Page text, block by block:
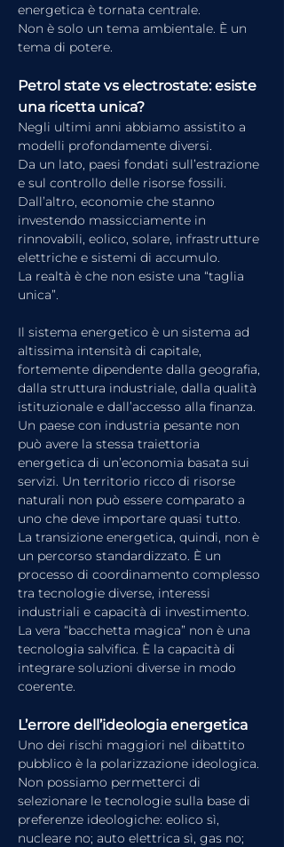
energetica è tornata centrale.
Non è solo un tema ambientale. È un
tema di potere.
Petrol state vs electrostate: esiste
una ricetta unica?
Negli ultimi anni abbiamo assistito a
modelli profondamente diversi.
Da un lato, paesi fondati sull’estrazione
e sul controllo delle risorse fossili.
Dall’altro, economie che stanno
investendo massicciamente in
rinnovabili, eolico, solare, infrastrutture
elettriche e sistemi di accumulo.
La realtà è che non esiste una “taglia
unica”.
Il sistema energetico è un sistema ad
altissima intensità di capitale,
fortemente dipendente dalla geografia,
dalla struttura industriale, dalla qualità
istituzionale e dall’accesso alla finanza.
Un paese con industria pesante non
può avere la stessa traiettoria
energetica di un’economia basata sui
servizi. Un territorio ricco di risorse
naturali non può essere comparato a
uno che deve importare quasi tutto.
La transizione energetica, quindi, non è
un percorso standardizzato. È un
processo di coordinamento complesso
tra tecnologie diverse, interessi
industriali e capacità di investimento.
La vera “bacchetta magica” non è una
tecnologia salvifica. È la capacità di
integrare soluzioni diverse in modo
coerente.
L’errore dell’ideologia energetica
Uno dei rischi maggiori nel dibattito
pubblico è la polarizzazione ideologica.
Non possiamo permetterci di
selezionare le tecnologie sulla base di
preferenze ideologiche: eolico sì,
nucleare no; auto elettrica sì, gas no;